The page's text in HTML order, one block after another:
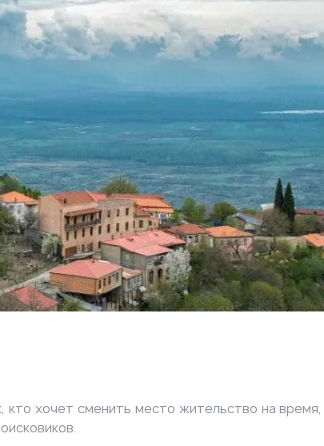
кто хочет сменить место жительство на